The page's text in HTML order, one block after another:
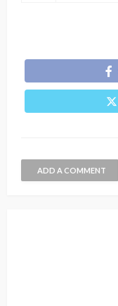
ADD A COMMENT